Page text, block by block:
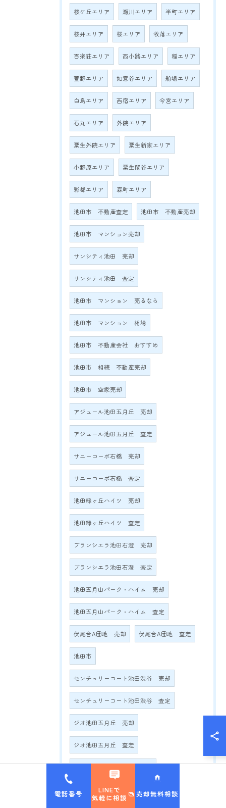
桜ケ丘エリア 瀬川エリア 半町エリア
桜井エリア 桜エリア 牧落エリア
百楽荘エリア 西小路エリア 稲エリア
萱野エリア 如意谷エリア 船場エリア
白島エリア 西宿エリア 今宮エリア
石丸エリア 外院エリア
粟生外院エリア 粟生新家エリア
小野原エリア 粟生間谷エリア
彩都エリア 森町エリア
池田市 不動産査定 池田市 不動産売却
池田市 マンション売却
サンシティ池田 売却
サンシティ池田 査定
池田市 マンション 売るなら
池田市 マンション 相場
池田市 不動産会社 おすすめ
池田市 相続 不動産売却
池田市 空家売却
アジュール池田五月丘 売却
アジュール池田五月丘 査定
サニーコーポ石橋 売却
サニーコーポ石橋 査定
池田緑ヶ丘ハイツ 売却
池田緑ヶ丘ハイツ 査定
ブランシエラ池田石澄 売却
ブランシエラ池田石澄 査定
池田五月山パーク・ハイム 売却
池田五月山パーク・ハイム 査定
伏尾台A団地 売却 伏尾台A団地 査定
池田市
センチュリーコート池田渋谷 売却
センチュリーコート池田渋谷 査定
ジオ池田五月丘 売却
ジオ池田五月丘 査定
五月ケ丘スカイハイツ 査定
電話番号
LINEで
気軽に相談
売却無料相談